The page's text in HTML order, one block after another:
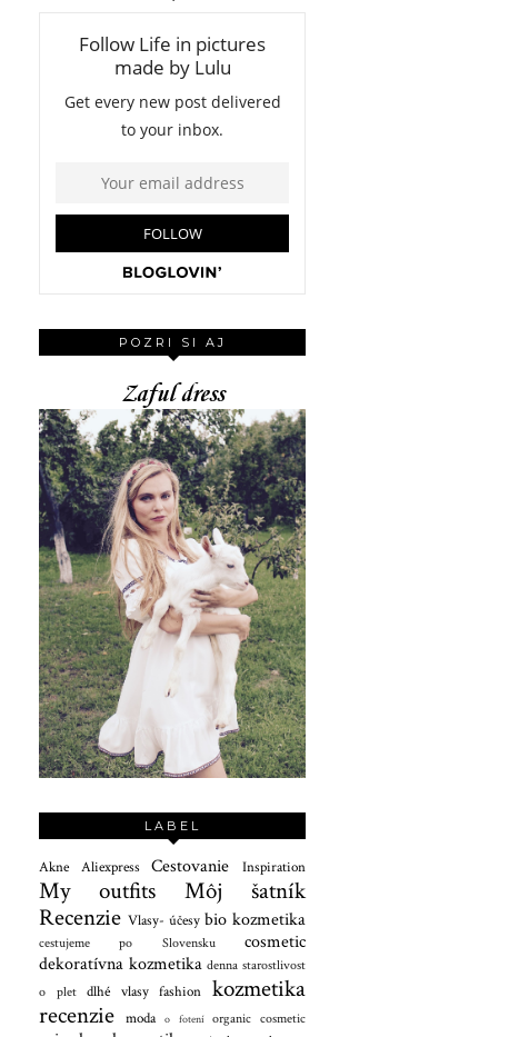
POZRI SI AJ
Zaful dress
LABEL
Akne Aliexpress Cestovanie Inspiration
My outfits
Môj šatník
Recenzie Vlasy- účesy bio kozmetika
cestujeme po Slovensku
cosmetic
dekoratívna kozmetika denna starostlivost
o plet
dlhé vlasy fashion kozmetika
recenzie
moda o fotení organic cosmetic